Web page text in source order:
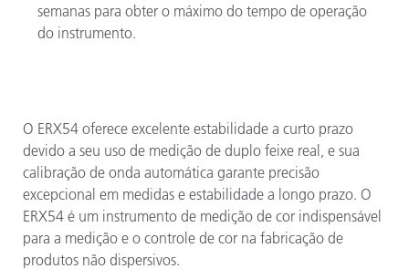
semanas para obter o máximo do tempo de operação
do instrumento.
O ERX54 oferece excelente estabilidade a curto prazo
devido a seu uso de medição de duplo feixe real, e sua
calibração de onda automática garante precisão
excepcional em medidas e estabilidade a longo prazo. O
ERX54 é um instrumento de medição de cor indispensável
para a medição e o controle de cor na fabricação de
produtos não dispersivos.